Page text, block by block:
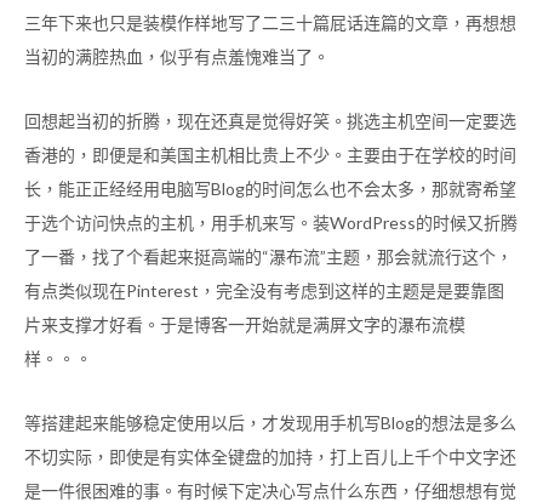
三年下来也只是装模作样地写了二三十篇屁话连篇的文章，再想想
当初的满腔热血，似乎有点羞愧难当了。
回想起当初的折腾，现在还真是觉得好笑。挑选主机空间一定要选
香港的，即便是和美国主机相比贵上不少。主要由于在学校的时间
长，能正正经经用电脑写Blog的时间怎么也不会太多，那就寄希望
于选个访问快点的主机，用手机来写。装WordPress的时候又折腾
了一番，找了个看起来挺高端的“瀑布流”主题，那会就流行这个，
有点类似现在Pinterest，完全没有考虑到这样的主题是是要靠图
片来支撑才好看。于是博客一开始就是满屏文字的瀑布流模
样。。。
等搭建起来能够稳定使用以后，才发现用手机写Blog的想法是多么
不切实际，即使是有实体全键盘的加持，打上百儿上千个中文字还
是一件很困难的事。有时候下定决心写点什么东西，仔细想想有觉